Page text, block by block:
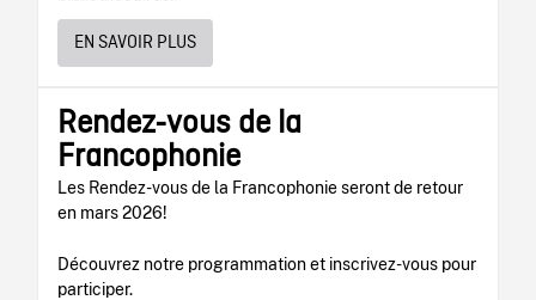
EN SAVOIR PLUS
Rendez-vous de la
Francophonie
Les Rendez-vous de la Francophonie seront de retour
en mars 2026!
Découvrez notre programmation et inscrivez-vous pour
participer.